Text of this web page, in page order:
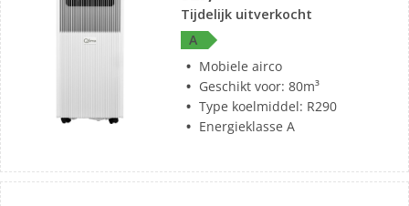
sterren.
Tijdelijk uitverkocht
A
Mobiele airco
Geschikt voor: 80m³
Type koelmiddel: R290
Energieklasse A